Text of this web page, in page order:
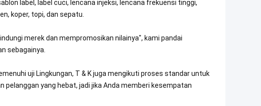
label, label cuci, lencana injeksi, lencana frekuensi tinggi,
koper, topi, dan sepatu.
merek dan mempromosikan nilainya", kami pandai
sebagainya.
uji Lingkungan, T & K juga mengikuti proses standar untuk
pelanggan yang hebat, jadi jika Anda memberi kesempatan